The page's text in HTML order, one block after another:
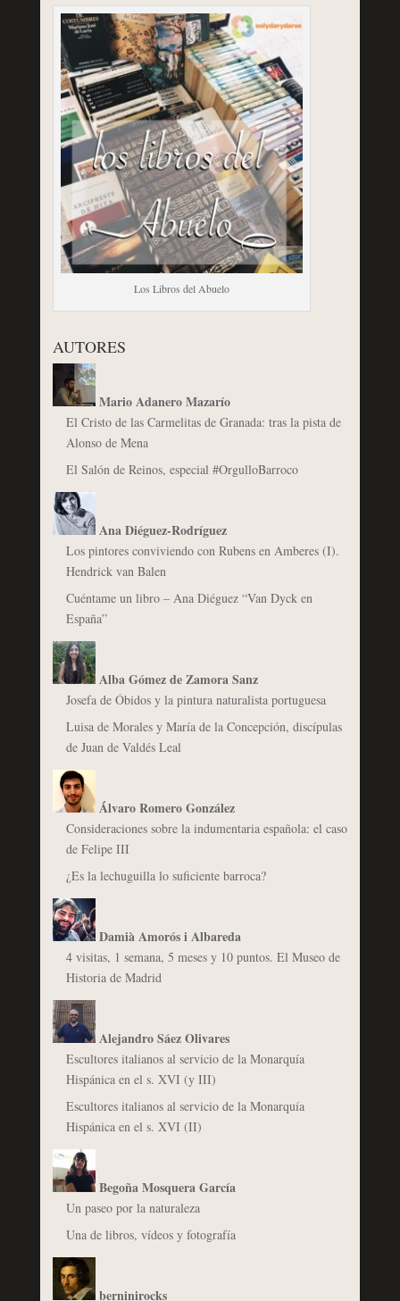
Los Libros del Abuelo
AUTORES
Mario Adanero Mazarío
El Cristo de las Carmelitas de Granada: tras la pista de
Alonso de Mena
El Salón de Reinos, especial #OrgulloBarroco
Ana Diéguez-Rodríguez
Los pintores conviviendo con Rubens en Amberes (I).
Hendrick van Balen
Cuéntame un libro – Ana Diéguez “Van Dyck en
España”
Alba Gómez de Zamora Sanz
Josefa de Óbidos y la pintura naturalista portuguesa
Luisa de Morales y María de la Concepción, discípulas
de Juan de Valdés Leal
Álvaro Romero González
Consideraciones sobre la indumentaria española: el caso
de Felipe III
¿Es la lechuguilla lo suficiente barroca?
Damià Amorós i Albareda
4 visitas, 1 semana, 5 meses y 10 puntos. El Museo de
Historia de Madrid
Alejandro Sáez Olivares
Escultores italianos al servicio de la Monarquía
Hispánica en el s. XVI (y III)
Escultores italianos al servicio de la Monarquía
Hispánica en el s. XVI (II)
Begoña Mosquera García
Un paseo por la naturaleza
Una de libros, vídeos y fotografía
berninirocks